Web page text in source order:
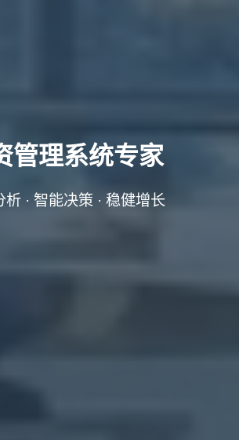
管理系统专家
析 · 智能决策 · 稳健增长